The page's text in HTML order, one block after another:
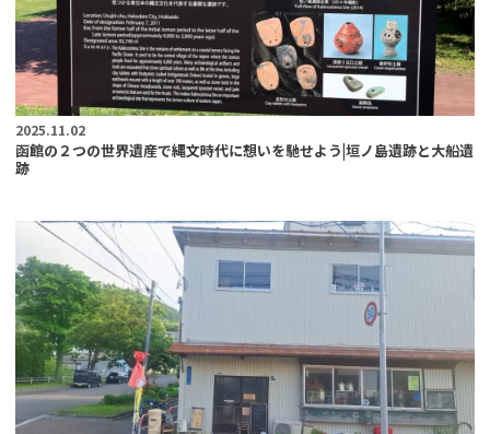
2025.11.02
函館の２つの世界遺産で縄文時代に想いを馳せよう|垣ノ島遺跡と大船遺
跡